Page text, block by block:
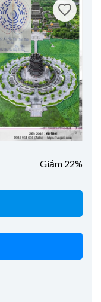
Giảm 22%